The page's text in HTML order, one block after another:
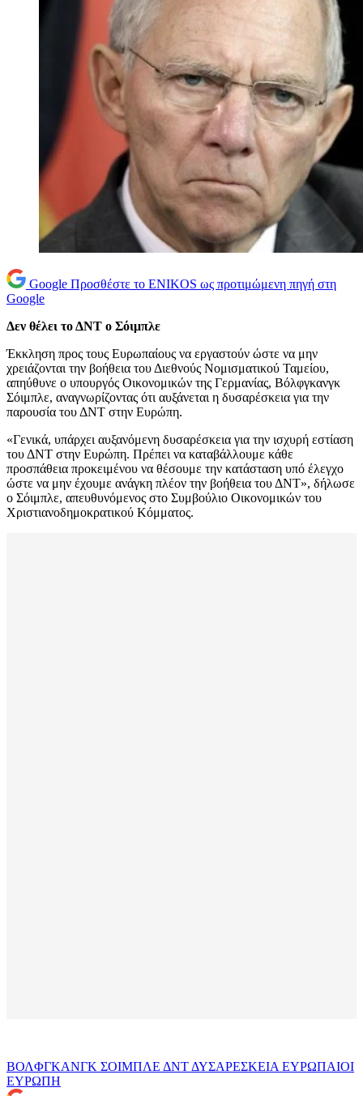
Google Προσθέστε το ENIKOS ως προτιμώμενη πηγή στη
Google
Δεν θέλει το ΔΝΤ ο Σόιμπλε
Έκκληση προς τους Ευρωπαίους να εργαστούν ώστε να μην
χρειάζονται την βοήθεια του Διεθνούς Νομισματικού Ταμείου,
απηύθυνε ο υπουργός Οικονομικών της Γερμανίας, Βόλφγκανγκ
Σόιμπλε, αναγνωρίζοντας ότι αυξάνεται η δυσαρέσκεια για την
παρουσία του ΔΝΤ στην Ευρώπη.
«Γενικά, υπάρχει αυξανόμενη δυσαρέσκεια για την ισχυρή εστίαση
του ΔΝΤ στην Ευρώπη. Πρέπει να καταβάλλουμε κάθε
προσπάθεια προκειμένου να θέσουμε την κατάσταση υπό έλεγχο
ώστε να μην έχουμε ανάγκη πλέον την βοήθεια του ΔΝΤ», δήλωσε
ο Σόιμπλε, απευθυνόμενος στο Συμβούλιο Οικονομικών του
Χριστιανοδημοκρατικού Κόμματος.
ΒΟΛΦΓΚΑΝΓΚ ΣΟΙΜΠΛΕ ΔΝΤ ΔΥΣΑΡΕΣΚΕΙΑ ΕΥΡΩΠΑΙΟΙ
ΕΥΡΩΠΗ